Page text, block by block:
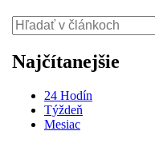
Najčítanejšie
24 Hodín
Týždeň
Mesiac